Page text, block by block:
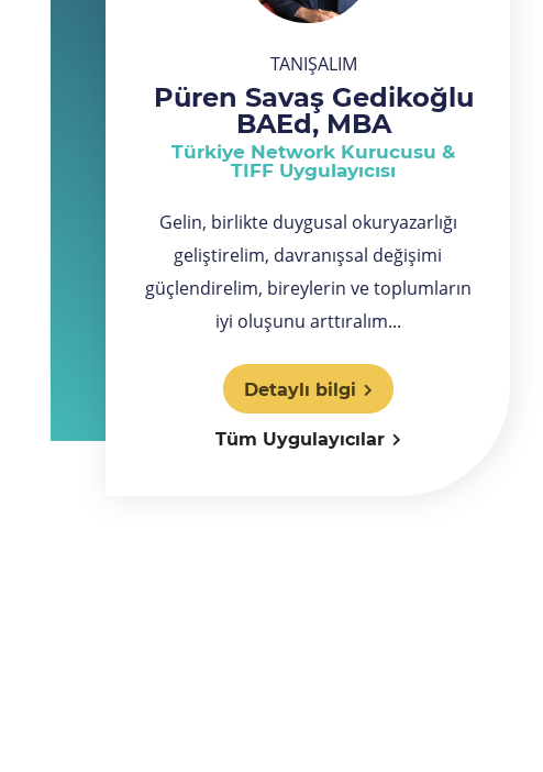
TANIŞALIM
Püren Savaş Gedikoğlu
BAEd, MBA
Türkiye Network Kurucusu &
TIFF Uygulayıcısı
Gelin, birlikte duygusal okuryazarlığı
geliştirelim, davranışsal değişimi
güçlendirelim, bireylerin ve toplumların
iyi oluşunu arttıralım...
Detaylı bilgi
Tüm Uygulayıcılar